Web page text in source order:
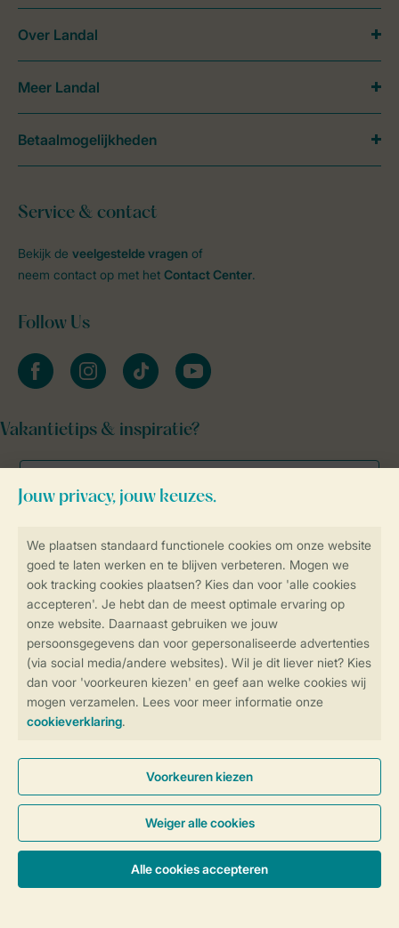
Controle over jouw gegevens &
Instellingen wijzigen
Veilig en snel online boeken
Veilige gegevensoverdracht
Veilige betaling
Service & contact
Bekijk de veelgestelde vragen of
neem contact op met het Contact Center.
Follow Us
facebookinstagramtiktok youtube
Vakantietips & inspiratie?
Over Landal
Meer Landal
Betaalmogelijkheden
Algemene Voorwaarden Privacy Notice
Cookies en banners
Toegankelijkheid © 2026 Landal